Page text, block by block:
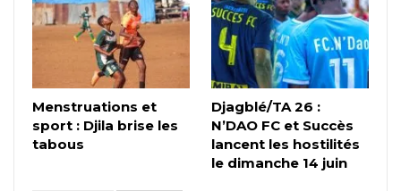
Menstruations et
sport : Djila brise les
tabous
Djagblé/TA 26 :
N’DAO FC et Succès
lancent les hostilités
le dimanche 14 juin